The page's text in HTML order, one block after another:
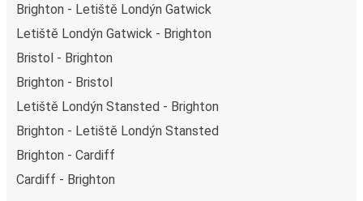
Brighton - Letiště Londýn Gatwick
Letiště Londýn Gatwick - Brighton
Bristol - Brighton
Brighton - Bristol
Letiště Londýn Stansted - Brighton
Brighton - Letiště Londýn Stansted
Brighton - Cardiff
Cardiff - Brighton